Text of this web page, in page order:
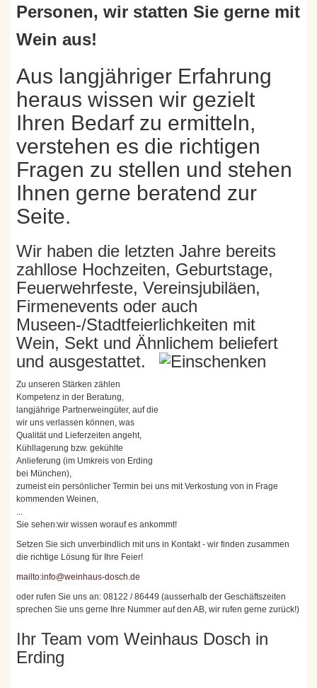
Personen, wir statten Sie gerne mit
Wein aus!
Aus langjähriger Erfahrung
heraus wissen wir gezielt
Ihren Bedarf zu ermitteln,
verstehen es die richtigen
Fragen zu stellen und stehen
Ihnen gerne beratend zur
Seite.
Wir haben die letzten Jahre bereits
zahllose Hochzeiten, Geburtstage,
Feuerwehrfeste, Vereinsjubiläen,
Firmenevents oder auch
Museen-/Stadtfeierlichkeiten mit
Wein, Sekt und Ähnlichem beliefert
und ausgestattet.
Zu unseren Stärken zählen
Kompetenz in der Beratung,
langjährige Partnerweingüter, auf die
wir uns verlassen können, was
Qualität und Lieferzeiten angeht,
Kühllagerung bzw. gekühlte
Anlieferung (im Umkreis von Erding
bei München),
zumeist ein persönlicher Termin bei uns mit Verkostung von in Frage
kommenden Weinen,
...
Sie sehen:wir wissen worauf es ankommt!
Setzen Sie sich unverbindlich mit uns in Kontakt - wir finden zusammen
die richtige Lösung für Ihre Feier!
mailto:info@weinhaus-dosch.de
oder rufen Sie uns an: 08122 / 86449 (ausserhalb der Geschäftszeiten
sprechen Sie uns gerne Ihre Nummer auf den AB, wir rufen gerne zurück!)
Ihr Team vom Weinhaus Dosch in
Erding